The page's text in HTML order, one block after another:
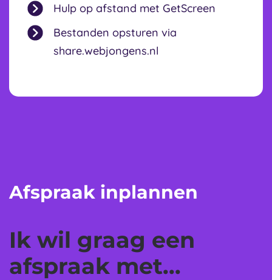
Hulp op afstand met GetScreen
Bestanden opsturen via
share.webjongens.nl
Afspraak inplannen
Ik wil graag een
afspraak met...